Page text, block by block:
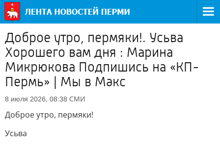
Доброе утро, пермяки!. Усьва
Хорошего вам дня : Марина
Микрюкова Подпишись на «КП-
Пермь» | Мы в Maкс
8 июля 2026, 08:38 СМИ
Доброе утро, пермяки!
Усьва